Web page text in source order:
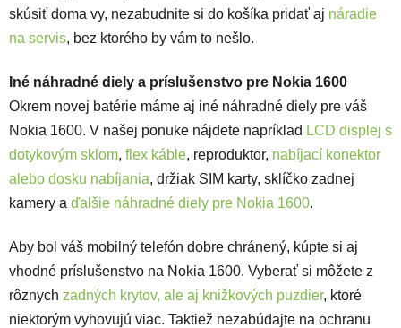
skúsiť doma vy, nezabudnite si do košíka pridať aj náradie
na servis, bez ktorého by vám to nešlo.
Iné náhradné diely a príslušenstvo pre Nokia 1600
Okrem novej batérie máme aj iné náhradné diely pre váš
Nokia 1600. V našej ponuke nájdete napríklad LCD displej s
dotykovým sklom, flex káble, reproduktor, nabíjací konektor
alebo dosku nabíjania, držiak SIM karty, sklíčko zadnej
kamery a ďalšie náhradné diely pre Nokia 1600.
Aby bol váš mobilný telefón dobre chránený, kúpte si aj
vhodné príslušenstvo na Nokia 1600. Vyberať si môžete z
rôznych zadných krytov, ale aj knižkových puzdier, ktoré
niektorým vyhovujú viac. Taktiež nezabúdajte na ochranu